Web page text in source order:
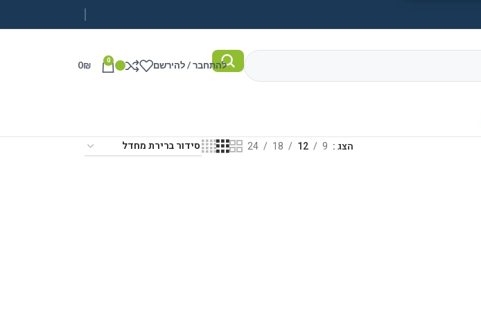
להתחבר / להירשם 0
0₪
הצג 9
12
18
24